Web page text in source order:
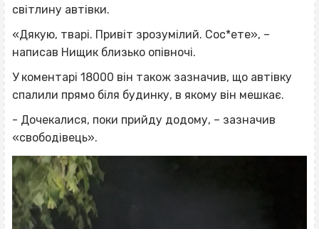
світлину автівки.
«Дякую, тварі. Привіт зрозумілий. Сос*ете», –
написав Нищик близько опівночі.
У коментарі 18000 він також зазначив, що автівку
спалили прямо біля будинку, в якому він мешкає.
- Дочекалися, поки прийду додому, – зазначив
«свободівець».